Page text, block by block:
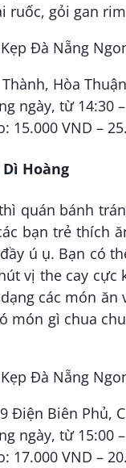
ruốc, gỏi gan
Hòa
ngày, từ 14:30
15.000 VND –
Hoàng
quán bánh
bạn trẻ thích
ú ụ. Bạn có
vị the cay
các món
món gì chua
Điện Biên Phủ,
ngày, từ 15:00
17.000 VND –